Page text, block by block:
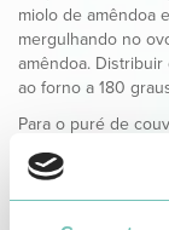
miolo de amêndoa
mergulhando no
amêndoa.
ao forno a 180
Para o puré de
colheres de sopa
com a varinha e